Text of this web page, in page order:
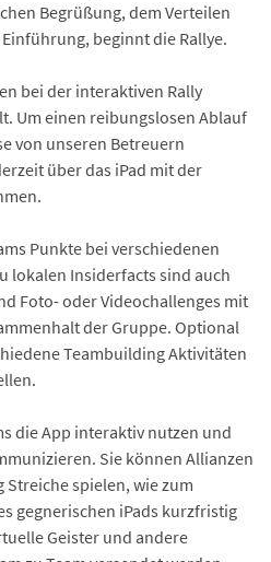
Begrüßung, dem Verteilen
beginnt die Rallye.
bei der interaktiven Rally
Um einen reibungslosen Ablauf
von unseren Betreuern
über das iPad mit der
Punkte bei verschiedenen
lokalen Insiderfacts sind auch
Foto- oder Videochallenges mit
der Gruppe. Optional
Teambuilding Aktivitäten
die App interaktiv nutzen und
Sie können Allianzen
spielen, wie zum
gegnerischen iPads kurzfristig
Geister und andere